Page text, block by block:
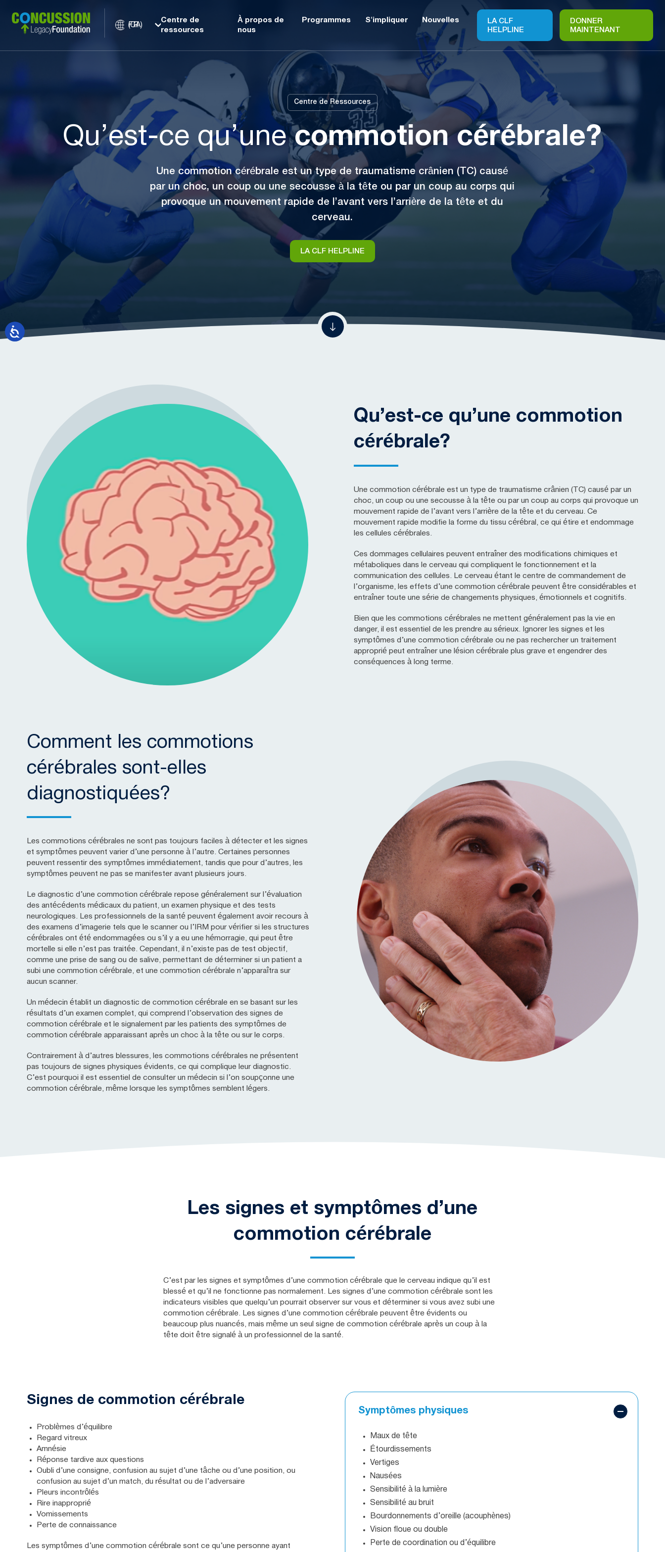
FR (CA)
Centre de
ressources
À propos de
nous
Programmes S'impliquer Nouvelles
LA CLF
HELPLINE
DONNER
MAINTENANT
Centre de Ressources
Qu’est-ce qu’unecommotion cérébrale?
Une commotion cérébrale est un type de traumatisme crânien (TC) causé
par un choc, un coup ou une secousse à la tête ou par un coup au corps qui
provoque un mouvement rapide de l’avant vers l’arrière de la tête et du
cerveau.
LA CLF HELPLINE
Qu’est-ce qu’une commotion
cérébrale?
Une commotion cérébrale est un type de traumatisme crânien (TC) causé par un
choc, un coup ou une secousse à la tête ou par un coup au corps qui provoque un
mouvement rapide de l’avant vers l’arrière de la tête et du cerveau. Ce
mouvement rapide modifie la forme du tissu cérébral, ce qui étire et endommage
les cellules cérébrales.
Ces dommages cellulaires peuvent entraîner des modifications chimiques et
métaboliques dans le cerveau qui compliquent le fonctionnement et la
communication des cellules. Le cerveau étant le centre de commandement de
l’organisme, les effets d’une commotion cérébrale peuvent être considérables et
entraîner toute une série de changements physiques, émotionnels et cognitifs.
Bien que les commotions cérébrales ne mettent généralement pas la vie en
danger, il est essentiel de les prendre au sérieux. Ignorer les signes et les
symptômes d’une commotion cérébrale ou ne pas rechercher un traitement
approprié peut entraîner une lésion cérébrale plus grave et engendrer des
conséquences à long terme.
Comment les commotions
cérébrales sont-elles
diagnostiquées?
Les commotions cérébrales ne sont pas toujours faciles à détecter et les signes
et symptômes peuvent varier d’une personne à l’autre. Certaines personnes
peuvent ressentir des symptômes immédiatement, tandis que pour d’autres, les
symptômes peuvent ne pas se manifester avant plusieurs jours.
Le diagnostic d’une commotion cérébrale repose généralement sur l’évaluation
des antécédents médicaux du patient, un examen physique et des tests
neurologiques. Les professionnels de la santé peuvent également avoir recours à
des examens d’imagerie tels que le scanner ou l’IRM pour vérifier si les structures
cérébrales ont été endommagées ou s’il y a eu une hémorragie, qui peut être
mortelle si elle n’est pas traitée. Cependant, il n’existe pas de test objectif,
comme une prise de sang ou de salive, permettant de déterminer si un patient a
subi une commotion cérébrale, et une commotion cérébrale n’apparaîtra sur
aucun scanner.
Un médecin établit un diagnostic de commotion cérébrale en se basant sur les
résultats d’un examen complet, qui comprend l’observation des signes de
commotion cérébrale et le signalement par les patients des symptômes de
commotion cérébrale apparaissant après un choc à la tête ou sur le corps.
Contrairement à d’autres blessures, les commotions cérébrales ne présentent
pas toujours de signes physiques évidents, ce qui complique leur diagnostic.
C’est pourquoi il est essentiel de consulter un médecin si l’on soupçonne une
commotion cérébrale, même lorsque les symptômes semblent légers.
Les signes et symptômes d’une
commotion cérébrale
C’est par les signes et symptômes d’une commotion cérébrale que le cerveau indique qu’il est
blessé et qu’il ne fonctionne pas normalement. Les signes d’une commotion cérébrale sont les
indicateurs visibles que quelqu’un pourrait observer sur vous et déterminer si vous avez subi une
commotion cérébrale. Les signes d’une commotion cérébrale peuvent être évidents ou
beaucoup plus nuancés, mais même un seul signe de commotion cérébrale après un coup à la
tête doit être signalé à un professionnel de la santé.
Signes de commotion cérébrale
Problèmes d’équilibre
Regard vitreux
Amnésie
Réponse tardive aux questions
Oubli d’une consigne, confusion au sujet d’une tâche ou d’une position, ou
confusion au sujet d’un match, du résultat ou de l’adversaire
Pleurs incontrôlés
Rire inapproprié
Vomissements
Perte de connaissance
Les symptômes d’une commotion cérébrale sont ce qu’une personne ayant
Symptômes physiques
Maux de tête
Étourdissements
Vertiges
Nausées
Sensibilité à la lumière
Sensibilité au bruit
Bourdonnements d’oreille (acouphènes)
Vision floue ou double
Perte de coordination ou d’équilibre